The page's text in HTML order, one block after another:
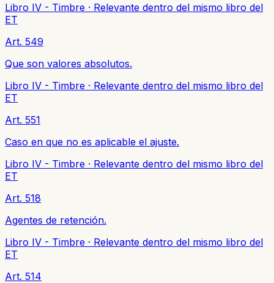
Libro IV - Timbre · Relevante dentro del mismo libro del
ET
Art. 549
Que son valores absolutos.
Libro IV - Timbre · Relevante dentro del mismo libro del
ET
Art. 551
Caso en que no es aplicable el ajuste.
Libro IV - Timbre · Relevante dentro del mismo libro del
ET
Art. 518
Agentes de retención.
Libro IV - Timbre · Relevante dentro del mismo libro del
ET
Art. 514